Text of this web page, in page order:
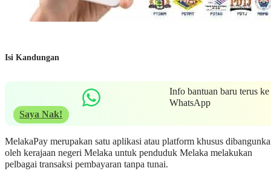
Isi Kandungan
Info bantuan baru terus ke
WhatsApp
Saya Nak!
MelakaPay merupakan satu aplikasi atau platform khusus
oleh kerajaan negeri Melaka untuk penduduk Melaka melakukan
pelbagai transaksi pembayaran tanpa tunai.